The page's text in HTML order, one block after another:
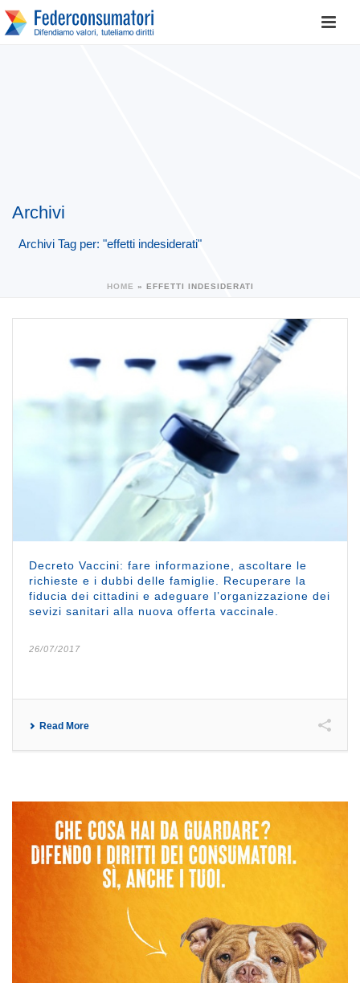
Archivi
Archivi Tag per: "effetti indesiderati"
HOME » EFFETTI INDESIDERATI
Decreto Vaccini: fare informazione, ascoltare le
richieste e i dubbi delle famiglie. Recuperare la
fiducia dei cittadini e adeguare l’organizzazione dei
sevizi sanitari alla nuova offerta vaccinale.
26/07/2017
Read More